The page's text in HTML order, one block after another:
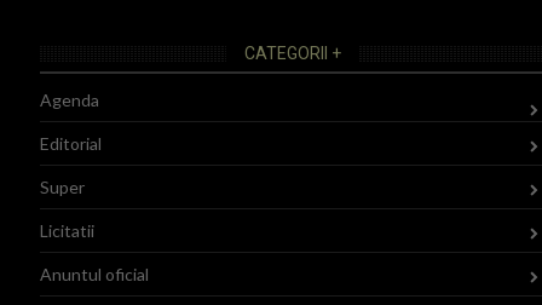
CATEGORII +
Agenda
Editorial
Super
Licitatii
Anuntul oficial